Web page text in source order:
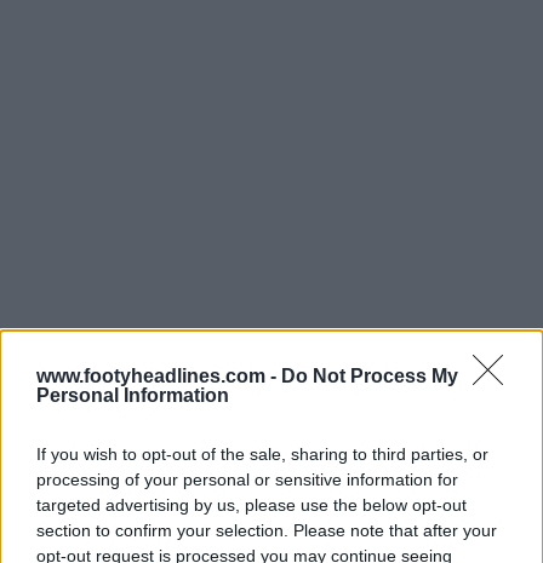
www.footyheadlines.com - Do Not Process My
Personal Information
If you wish to opt-out of the sale, sharing to third parties, or
processing of your personal or sensitive information for
targeted advertising by us, please use the below opt-out
section to confirm your selection. Please note that after your
opt-out request is processed you may continue seeing
Tá ansioso pelas camisas da Adidas para a Copa do
Mundo de 2026? Comenta aqui embaixo.
Mostrar Comentários